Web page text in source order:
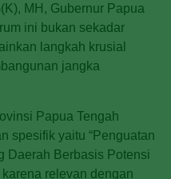
MH, Gubernur Papua
ini bukan sekadar
langkah krusial
jangka
Papua Tengah
spesifik yaitu “Penguatan
Daerah Berbasis Potensi
relevan dengan